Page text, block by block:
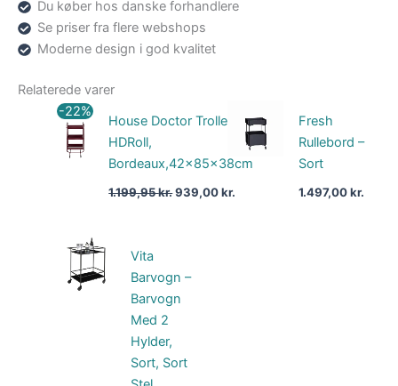
Du køber hos danske forhandlere
Se priser fra flere webshops
Moderne design i god kvalitet
Relaterede varer
-22%
House Doctor Trolley,
HDRoll,
Bordeaux,42x85x38cm
1.199,95kr.
oprindelige
1.199,95 kr..
939,00kr.
aktuelle
pris
er:
939,00 kr..
Fresh
Rullebord –
Sort
1.497,00kr.
Vita
Barvogn –
Barvogn
Med 2
Hylder,
Sort, Sort